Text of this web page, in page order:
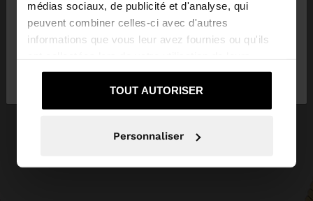
médias sociaux, de publicité et d'analyse, qui
peuvent combiner celles-ci avec d'autres
informations que vous leur avez fournies ou qu'ils
services.
TOUT AUTORISER
Personnaliser
parcourir notre site au United States?